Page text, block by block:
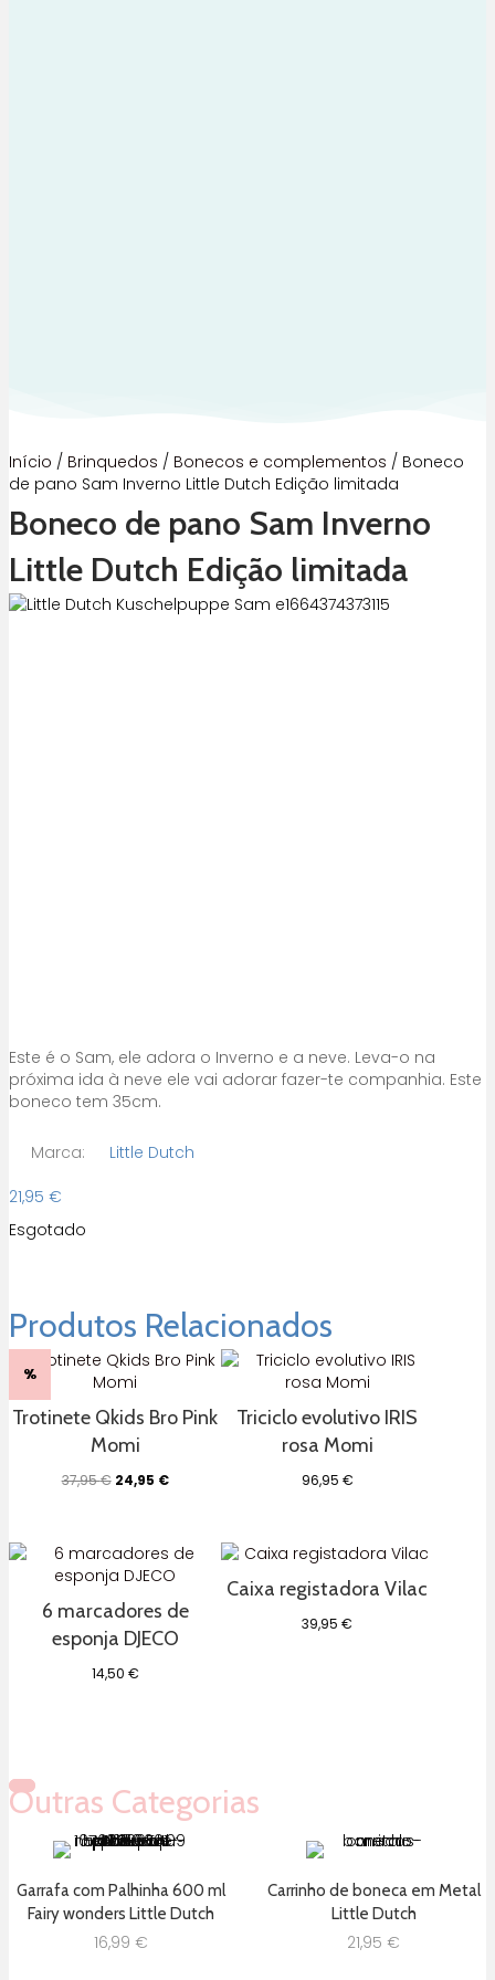
Início / Brinquedos / Bonecos e complementos / Boneco
de pano Sam Inverno Little Dutch Edição limitada
Boneco de pano Sam Inverno
Little Dutch Edição limitada
Este é o Sam, ele adora o Inverno e a neve. Leva-o na
próxima ida à neve ele vai adorar fazer-te companhia. Este
boneco tem 35cm.
Marca:
Little Dutch
21,95 €
Esgotado
Produtos Relacionados
%
Trotinete Qkids Bro Pink
Momi
37,95€ O
37,95 €.
24,95 €O
24,95 €.
Triciclo evolutivo IRIS
rosa Momi
96,95 €
6 marcadores de
esponja DJECO
14,50 €
Caixa registadora Vilac
39,95€
Outras Categorias
Garrafa com Palhinha 600 ml
Fairy wonders Little Dutch
16,99 €
Carrinho de boneca em Metal
Little Dutch
21,95 €